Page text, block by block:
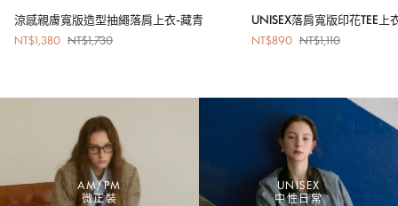
涼
感
親
版
涼感親膚寬版造型抽繩落肩上衣-藏青
NT$1,380 NT$1,730
落
肩
印
白
UNISEX落肩寬版印花TEE上
NT$890 NT$1,110
AM/PM
微正裝
UNISEX
中性日常